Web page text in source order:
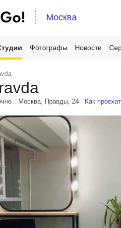
Москва
Фотографы Новости
Москва, Правды, 24 Как